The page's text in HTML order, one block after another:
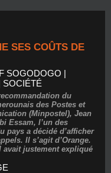
SES COÛTS DE
SOGODOGO |
SOCIÉTÉ
du
des Postes et
(Minpostel), Jean
Essam, l’un des
pays a décidé d’afficher
Il s’agit d’Orange.
avait justement expliqué